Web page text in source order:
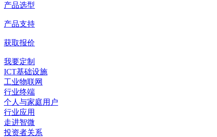
产品选型
产品支持
获取报价
我要定制
ICT基础设施
工业物联网
行业终端
个人与家庭用户
行业应用
走进智微
投资者关系